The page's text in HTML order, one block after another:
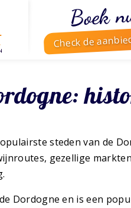
Boek
Check de
steden van de
gezellige
Dordogne en is een